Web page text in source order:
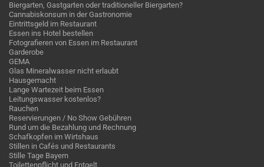
Biergarten, Gastgarten oder traditioneller Biergarten?
Cannabiskonsum in der Gastronomie
Eintrittsgeld im Restaurant
Essen ins Hotel bestellen
Fotografieren von Essen im Restaurant
Garderobe
GEMA
Glas Mineralwasser nicht erlaubt
Hausgemacht
Lange Wartezeit beim Essen
Leitungswasser kostenlos?
Rauchen
Reservierungen / No Show Gebühren
Rund um die Bezahlung und Rechnung
Schafkopfen im Wirtshaus
Stillen in Cafés und Restaurants
Stille Tage Bayern
Toilettenpflicht und Entgelt